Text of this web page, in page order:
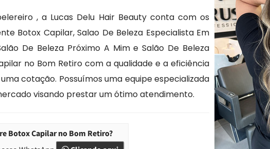
, a Lucas Delu Hair Beauty conta com os
Botox Capilar, Salao De Beleza Especialista Em
De Beleza Próximo A Mim e Salão De Beleza
no Bom Retiro com a qualidade e a eficiência
cotação. Possuímos uma equipe especializada
visando prestar um ótimo atendimento.
Botox Capilar no Bom Retiro?